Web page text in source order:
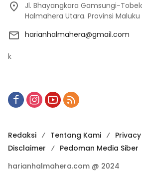
Jl. Bhayangkara Gamsungi-
Halmahera Utara. Provinsi Maluku
harianhalmahera@gmail.com
k
Redaksi Tentang Kami
Disclaimer
Pedoman Media Siber
harianhalmahera.com @ 2024